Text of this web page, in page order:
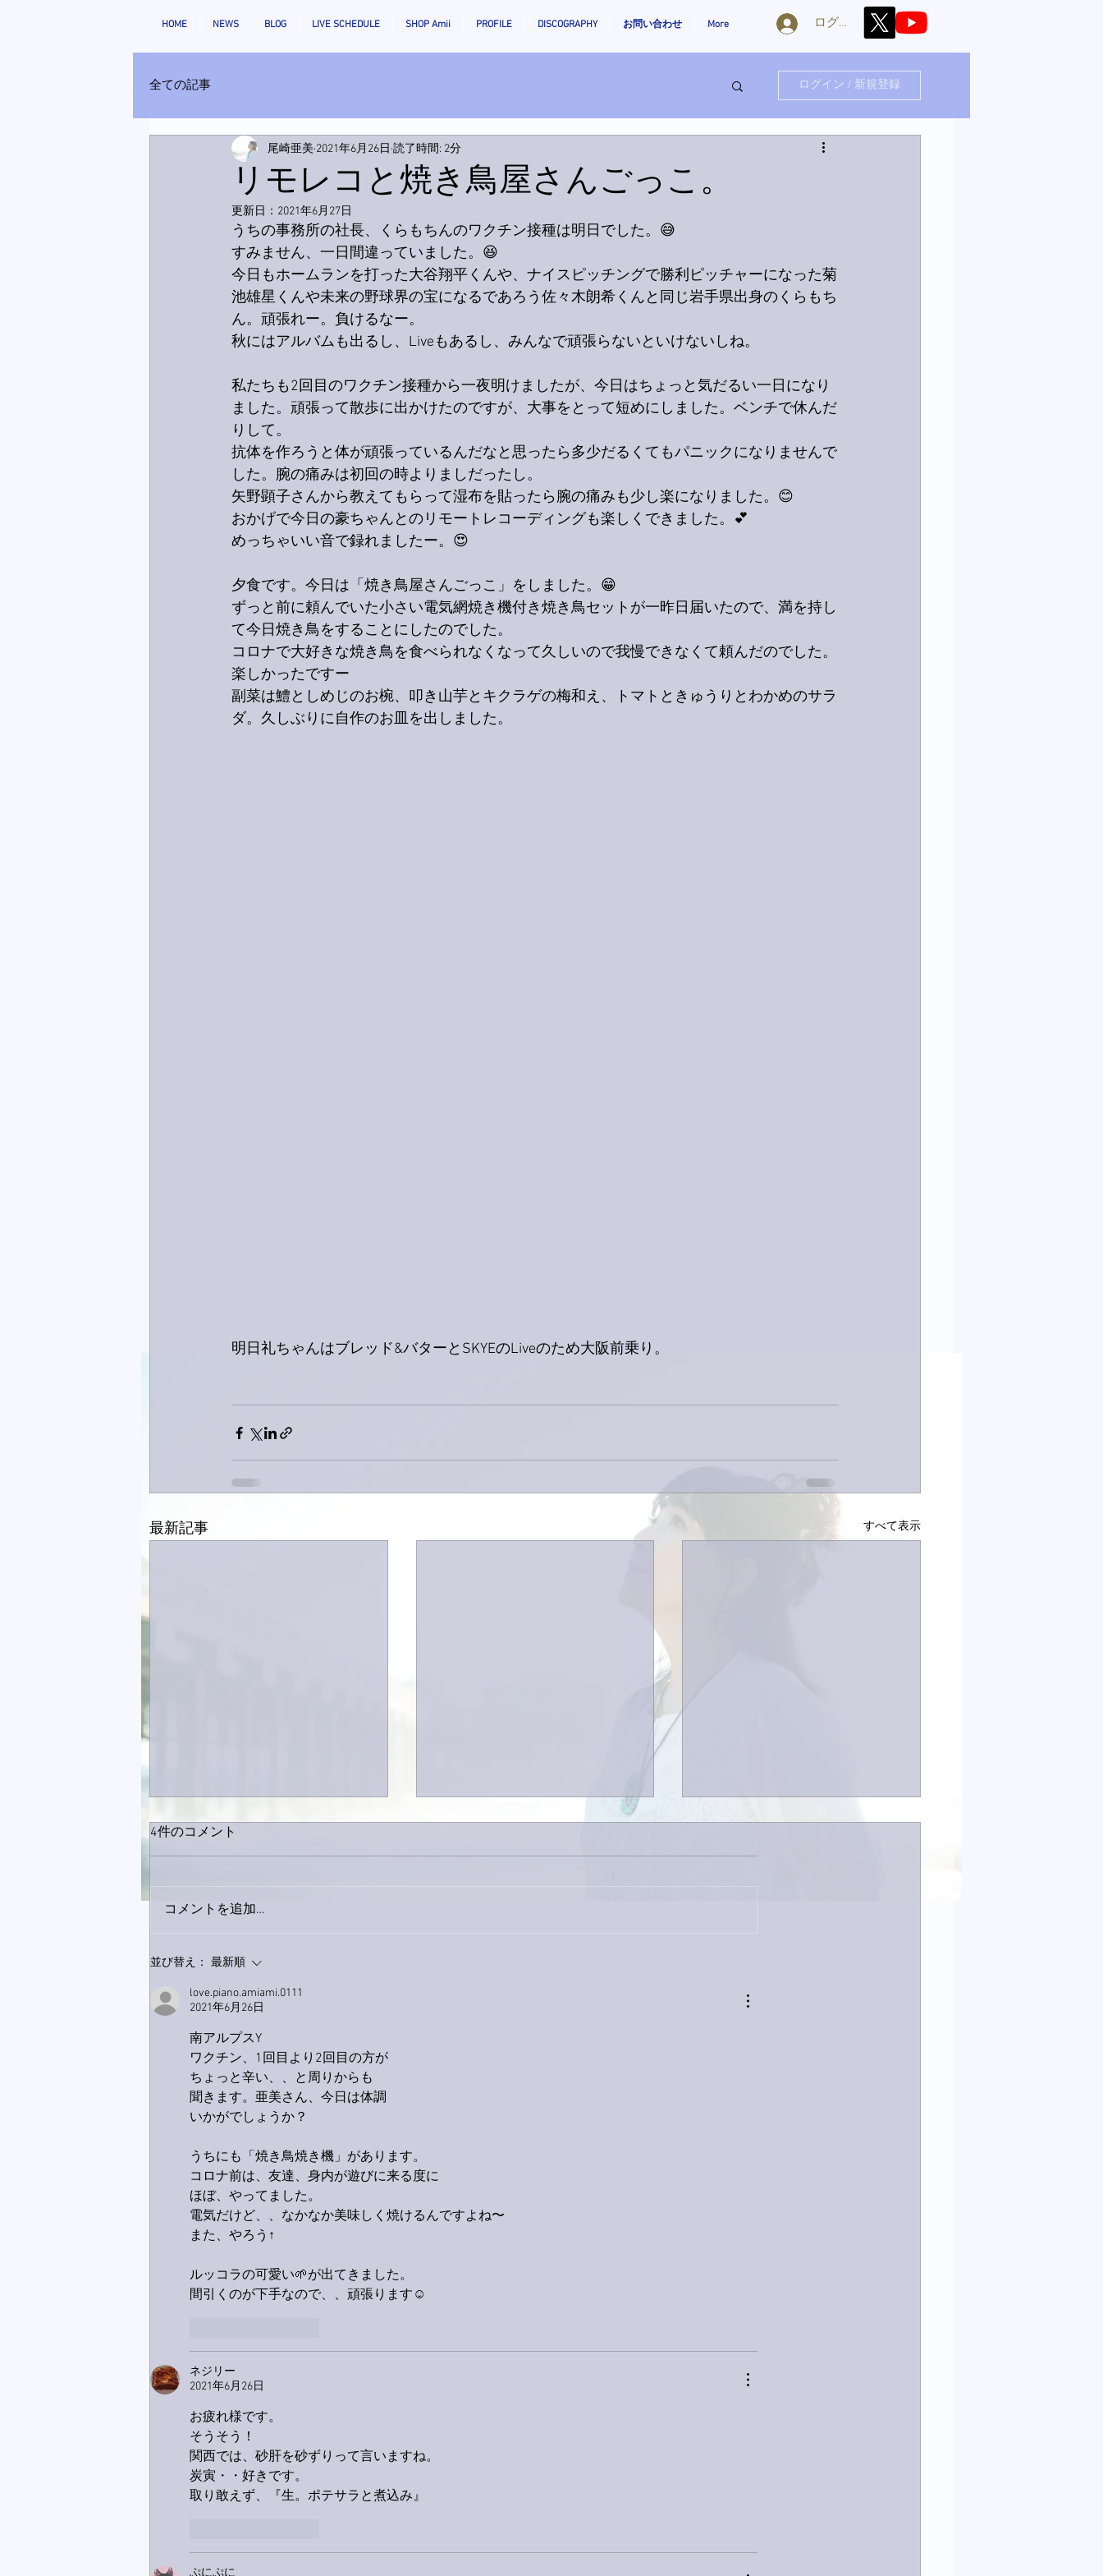
HOME NEWS BLOG LIVE SCHEDULE SHOP Amii PROFILE DISCOGRAPHY お問い合わせ More ログイン
全ての記事 ログイン / 新規登録
リモレコと焼き鳥屋さんごっこ。
尾崎亜美 2021年6月26日 読了時間: 2分
更新日： 2021年6月27日
うちの事務所の社長、くらもちんのワクチン接種は明日でした。😅
すみません、一日間違っていました。😆
今日もホームランを打った大谷翔平くんや、ナイスピッチングで勝利ピッチャーになった菊
池雄星くんや未来の野球界の宝になるであろう佐々木朗希くんと同じ岩手県出身のくらもち
ん。頑張れー。負けるなー。
秋にはアルバムも出るし、Liveもあるし、みんなで頑張らないといけないしね。
私たちも2回目のワクチン接種から一夜明けましたが、今日はちょっと気だるい一日になり
ました。頑張って散歩に出かけたのですが、大事をとって短めにしました。ベンチで休んだ
りして。
抗体を作ろうと体が頑張っているんだなと思ったら多少だるくてもパニックになりませんで
した。腕の痛みは初回の時よりましだったし。
矢野顕子さんから教えてもらって湿布を貼ったら腕の痛みも少し楽になりました。😊
おかげで今日の豪ちゃんとのリモートレコーディングも楽しくできました。💕
めっちゃいい音で録れましたー。😍
夕食です。今日は「焼き鳥屋さんごっこ」をしました。😁
ずっと前に頼んでいた小さい電気網焼き機付き焼き鳥セットが一昨日届いたので、満を持し
て今日焼き鳥をすることにしたのでした。
コロナで大好きな焼き鳥を食べられなくなって久しいので我慢できなくて頼んだのでした。
楽しかったですー
副菜は鱧としめじのお椀、叩き山芋とキクラゲの梅和え、トマトときゅうりとわかめのサラ
ダ。久しぶりに自作のお皿を出しました。
明日礼ちゃんはブレッド&バターとSKYEのLiveのため大阪前乗り。
最新記事 すべて表示
4件のコメント
コメントを追加…
並び替え： 最新順
love.piano.amiami.0111
2021年6月26日
南アルプスY
ワクチン、1回目より2回目の方が
ちょっと辛い、、と周りからも
聞きます。亜美さん、今日は体調
いかがでしょうか？
うちにも「焼き鳥焼き機」があります。
コロナ前は、友達、身内が遊びに来る度に
ほぼ、やってました。
電気だけど、、なかなか美味しく焼けるんですよね〜
また、やろう↑
ルッコラの可愛い🌱が出てきました。
間引くのが下手なので、、頑張ります☺
ネジリー
2021年6月26日
お疲れ様です。
そうそう！
関西では、砂肝を砂ずりって言いますね。
炭寅・・好きです。
取り敢えず、『生。ポテサラと煮込み』